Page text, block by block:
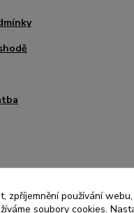
zpříjemnění používání
soubory cookies.